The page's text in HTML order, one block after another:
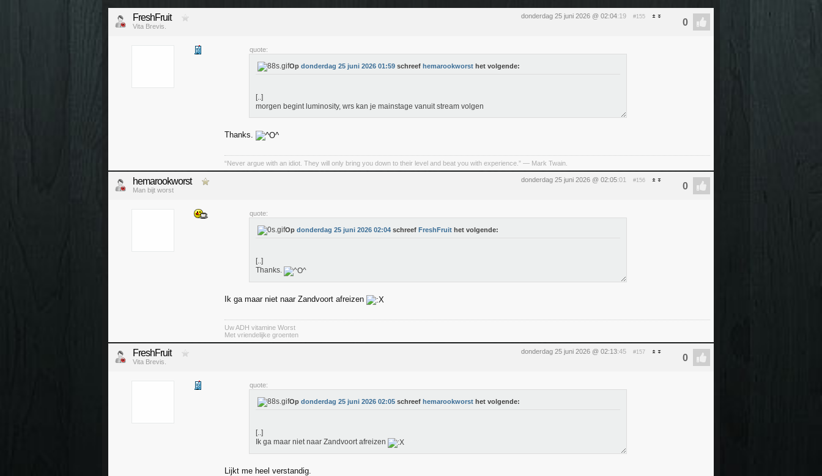
donderdag 25 juni 2026 @ 02:04:19 #155
FreshFruit
Vita Brevis.
quote:
Op donderdag 25 juni 2026 01:59 schreef hemarookworst het volgende:
[..]
morgen begint luminosity, wrs kan je mainstage vanuit stream volgen
Thanks.
“Never argue with an idiot. They will only bring you down to their level and beat you with experience.” ― Mark Twain.
donderdag 25 juni 2026 @ 02:05:01 #156
hemarookworst
Man bijt worst
quote:
Op donderdag 25 juni 2026 02:04 schreef FreshFruit het volgende:
[..]
Thanks.
Ik ga maar niet naar Zandvoort afreizen
Uw ADH vitamine Worst
Met vriendelijke groenten
donderdag 25 juni 2026 @ 02:13:45 #157
FreshFruit
Vita Brevis.
quote:
Op donderdag 25 juni 2026 02:05 schreef hemarookworst het volgende:
[..]
Ik ga maar niet naar Zandvoort afreizen
Lijkt me heel verstandig.